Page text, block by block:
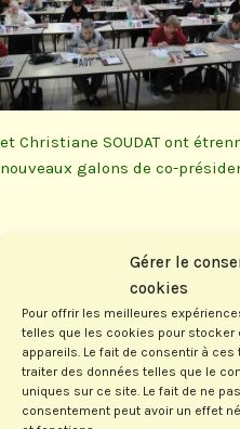
Gérer le
cookies
Pour offrir les meilleures
telles que les cookies pour
appareils. Le fait de consentir à
traiter des données telles que le
uniques sur ce site. Le fait de ne
consentement peut avoir un effet
et Christiane SOUDAT ont
nouveaux galons de co-
Laisser un
Votre adresse e-mail ne
obligatoires sont indiqués